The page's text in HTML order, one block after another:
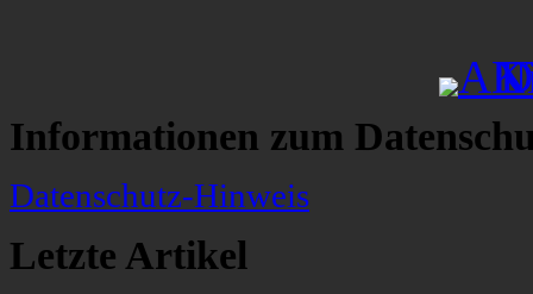
Informationen zum
Datenschutz-Hinweis
Letzte Artikel